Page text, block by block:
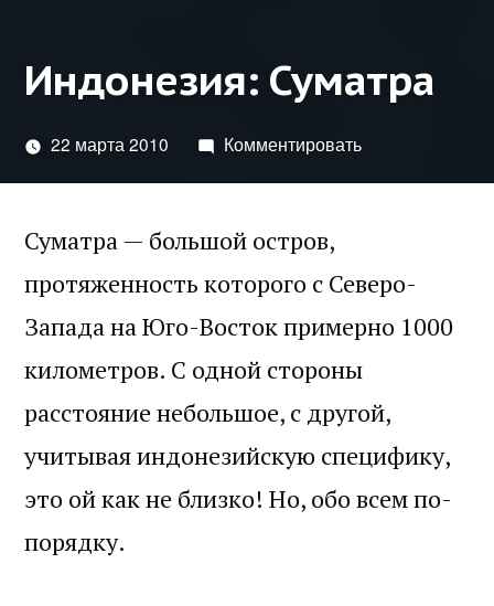
Индонезия: Суматра
22 марта 2010 Комментировать
Суматра — большой остров,
протяженность которого с Северо-
Запада на Юго-Восток примерно 1000
километров. С одной стороны
расстояние небольшое, с другой,
учитывая индонезийскую специфику,
это ой как не близко! Но, обо всем по-
порядку.